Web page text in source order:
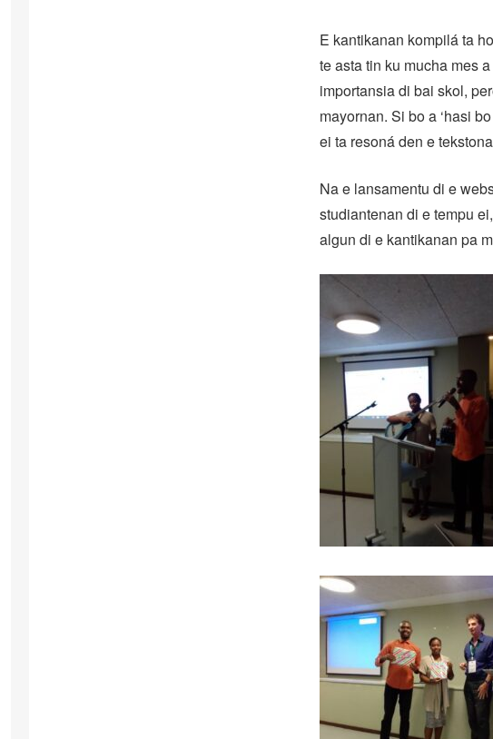
E kantikanan kompilá ta
te asta tin ku mucha mes
importansia di bai skol,
mayornan. Si bo a ‘hasi
ei ta resoná den e
Na e lansamentu di e
studiantenan di e tempu
algun di e kantikanan pa